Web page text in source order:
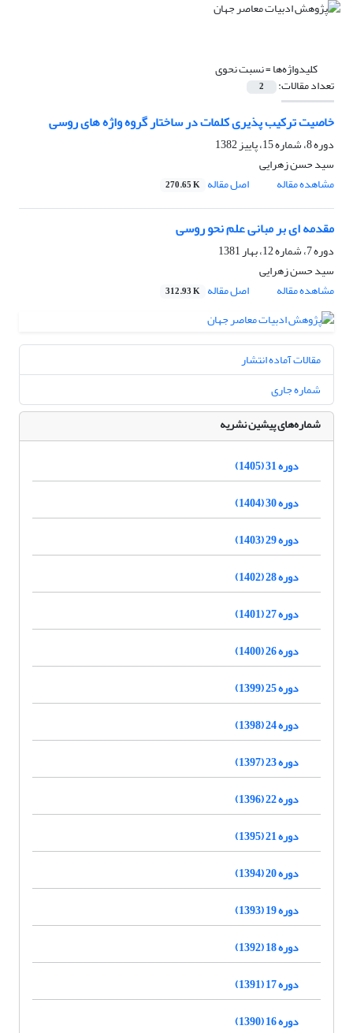
کلیدواژه‌ها =نسبت نحوی
تعداد مقالات: 2
خاصیت ترکیب پذیری کلمات در ساختار گروه واژه های روسی
دوره 8، شماره 15، پاییز 1382
سید حسن زهرایى
مشاهده مقاله
اصل مقاله 270.65 K
مقدمه ای بر مبانی علم نحو روسی
دوره 7، شماره 12، بهار 1381
سید حسن زهرایى
مشاهده مقاله
اصل مقاله 312.93 K
مقالات آماده انتشار
شماره جاری
شماره‌های پیشین نشریه
دوره 31 (1405)
دوره 30 (1404)
دوره 29 (1403)
دوره 28 (1402)
دوره 27 (1401)
دوره 26 (1400)
دوره 25 (1399)
دوره 24 (1398)
دوره 23 (1397)
دوره 22 (1396)
دوره 21 (1395)
دوره 20 (1394)
دوره 19 (1393)
دوره 18 (1392)
دوره 17 (1391)
دوره 16 (1390)